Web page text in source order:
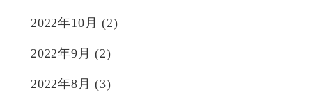
2022年10月 (2)
2022年9月 (2)
2022年8月 (3)